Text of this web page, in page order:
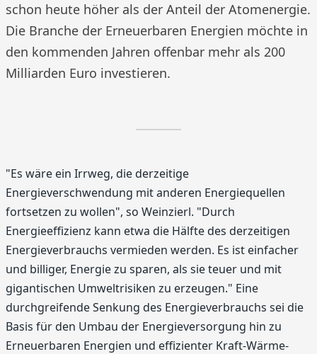
schon heute höher als der Anteil der Atomenergie.
Die Branche der Erneuerbaren Energien möchte in
den kommenden Jahren offenbar mehr als 200
Milliarden Euro investieren.
"Es wäre ein Irrweg, die derzeitige
Energieverschwendung mit anderen Energiequellen
fortsetzen zu wollen", so Weinzierl. "Durch
Energieeffizienz kann etwa die Hälfte des derzeitigen
Energieverbrauchs vermieden werden. Es ist einfacher
und billiger, Energie zu sparen, als sie teuer und mit
gigantischen Umweltrisiken zu erzeugen." Eine
durchgreifende Senkung des Energieverbrauchs sei die
Basis für den Umbau der Energieversorgung hin zu
Erneuerbaren Energien und effizienter Kraft-Wärme-